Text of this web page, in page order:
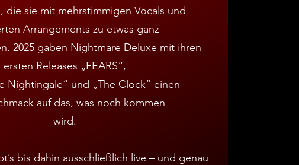
die sie mit mehrstimmigen Vocals und
Arrangements zu etwas ganz
2025 gaben Nightmare Deluxe mit ihren
ersten Releases „FEARS“,
Nightingale“ und „The Clock“ einen
auf das, was noch kommen
wird.
bis dahin ausschließlich live – und genau